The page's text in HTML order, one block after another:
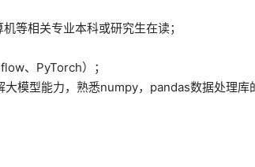
等相关专业本科或研究生在读；
、PyTorch）；
模型能力，熟悉numpy，pandas数据处理库